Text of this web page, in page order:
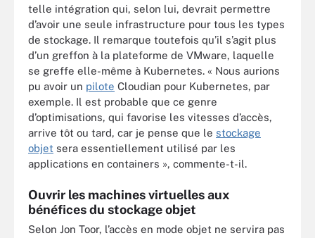
telle intégration qui, selon lui, devrait permettre
d’avoir une seule infrastructure pour tous les types
de stockage. Il remarque toutefois qu’il s’agit plus
d’un greffon à la plateforme de VMware, laquelle
se greffe elle-même à Kubernetes. « Nous aurions
pu avoir un pilote Cloudian pour Kubernetes, par
exemple. Il est probable que ce genre
d’optimisations, qui favorise les vitesses d’accès,
arrive tôt ou tard, car je pense que le stockage
objet sera essentiellement utilisé par les
applications en containers », commente-t-il.
Ouvrir les machines virtuelles aux
bénéfices du stockage objet
Selon Jon Toor, l’accès en mode objet ne servira pas